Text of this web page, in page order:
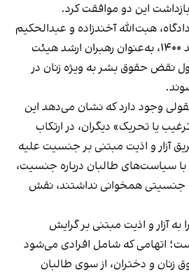
این دو موافقت کرد.
هبت‌الله آخندزاده و عبدالحکیم
حقانی از دست‌کم ۲۴ اسد ۱۴۰۰، به‌عنوان رهبران ارشد هیئت
نقض حقوق بشر به ویژه زنان در
وجود دارد که نشان می‌دهد این
یا تحریک» دیگران، در ارتکاب
آزار و اذیت مبتنی بر جنسیت علیه
با سیاست‌های طالبان درباره جنسیت،
همخوانی نداشتند، نقش
به آزار و اذیت مبتنی بر گرایش
اتهامی که شامل افرادی می‌شود
زنان و دختران، از سوی طالبان